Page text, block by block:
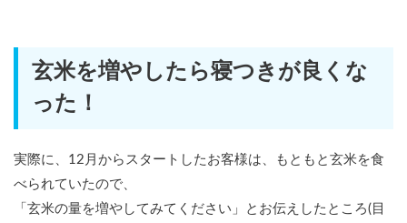
玄米を増やしたら寝つきが良くな
った！
実際に、12月からスタートしたお客様は、もともと玄米を食
べられていたので、
「玄米の量を増やしてみてください」とお伝えしたところ(目